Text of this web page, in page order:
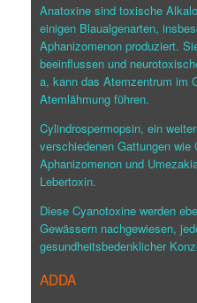
Anatoxine sind toxische
einigen Blaualgenarten,
Aphanizomenon produziert.
beeinflussen und
a, kann das Atemzentrum im
Atemlähmung führen.
Cylindrospermopsin, ein
verschiedenen Gattungen wie
Aphanizomenon und
Lebertoxin.
Diese Cyanotoxine werden
Gewässern nachgewiesen,
gesundheitsbedenklicher
ADDA